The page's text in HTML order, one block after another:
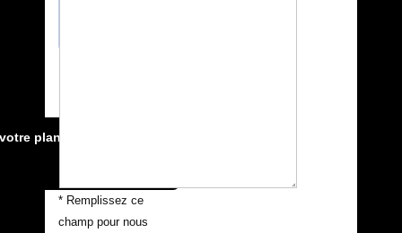
plan:
* Remplissez ce
champ pour nous